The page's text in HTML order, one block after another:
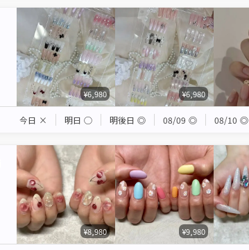
¥6,980 ¥6,980
今日 × 明日 ◯ 明後日 ◎ 08/09 ◎ 08/10 ◎
¥8,980 ¥9,980